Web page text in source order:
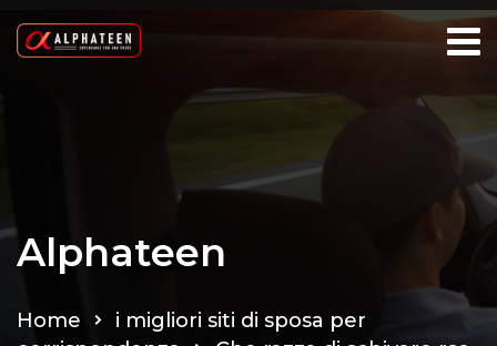
Alphateen
Home
i migliori siti di sposa per